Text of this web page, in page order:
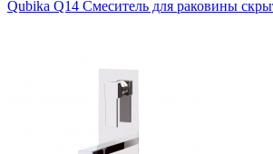
Qubika Q14 Смеситель для раковины